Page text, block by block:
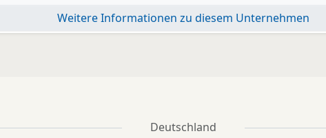
Weitere Informationen zu diesem Unternehmen
Deutschland